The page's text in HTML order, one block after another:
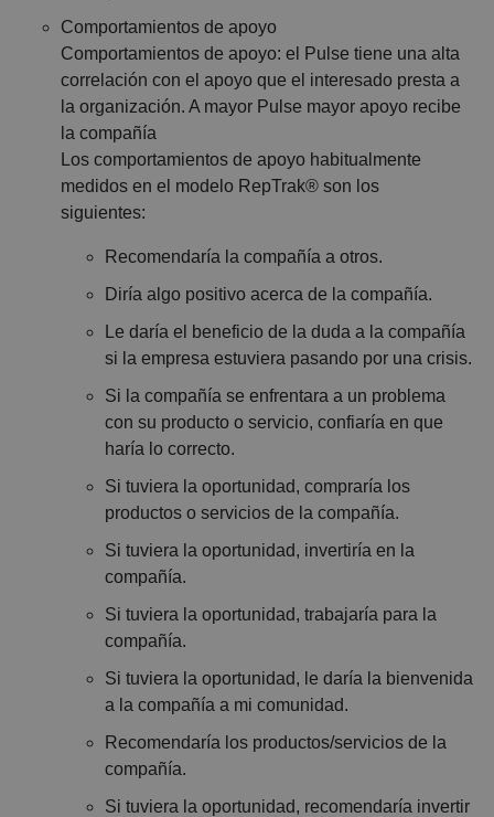
Comportamientos de apoyo
Comportamientos de apoyo: el Pulse tiene una alta
correlación con el apoyo que el interesado presta a
la organización. A mayor Pulse mayor apoyo recibe
la compañía
Los comportamientos de apoyo habitualmente
medidos en el modelo RepTrak® son los
siguientes:
Recomendaría la compañía a otros.
Diría algo positivo acerca de la compañía.
Le daría el beneficio de la duda a la compañía
si la empresa estuviera pasando por una crisis.
Si la compañía se enfrentara a un problema
con su producto o servicio, confiaría en que
haría lo correcto.
Si tuviera la oportunidad, compraría los
productos o servicios de la compañía.
Si tuviera la oportunidad, invertiría en la
compañía.
Si tuviera la oportunidad, trabajaría para la
compañía.
Si tuviera la oportunidad, le daría la bienvenida
a la compañía a mi comunidad.
Recomendaría los productos/servicios de la
compañía.
Si tuviera la oportunidad, recomendaría invertir